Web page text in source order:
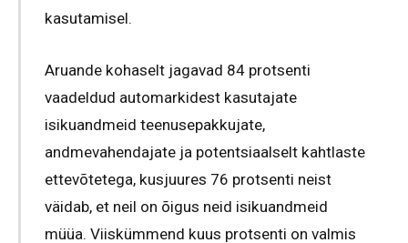
kasutamisel.
Aruande kohaselt jagavad 84 protsenti
vaadeldud automarkidest kasutajate
isikuandmeid teenusepakkujate,
andmevahendajate ja potentsiaalselt kahtlaste
ettevõtetega, kusjuures 76 protsenti neist
väidab, et neil on õigus neid isikuandmeid
müüa. Viiskümmend kuus protsenti on valmis